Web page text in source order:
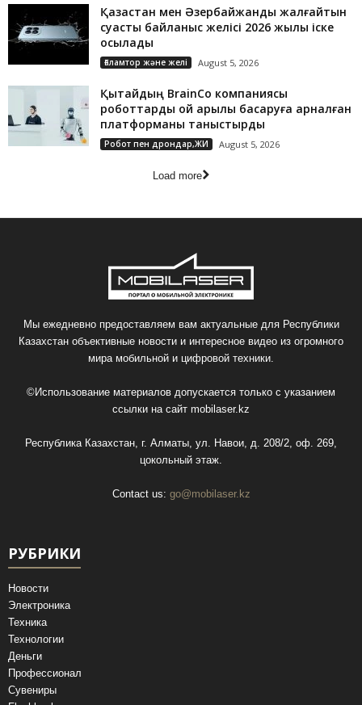
Қазақстан мен Әзербайжанды жалғайтын
суасты байланыс желісі 2026 жылы іске
қосылады
Ғаламтор және желі August 5, 2026
Қытайдың BrainCo компаниясы
роботтарды ой арқылы басқаруға арналған
платформаны таныстырды
Робот пен дрондар,ЖИ August 5, 2026
Load more
Мы ежедневно предоставляем вам актуальные для Республики
Казахстан объективные новости и интересное видео из огромного
мира мобильной и цифровой техники.
©Использование материалов допускается только с указанием
ссылки на сайт mobilaser.kz
Республика Казахстан, г. Алматы, ул. Навои, д. 208/2, оф. 269,
цокольный этаж.
Contact us: go@mobilaser.kz
РУБРИКИ
Новости
Электроника
Техника
Технологии
Деньги
Профессионал
Сувениры